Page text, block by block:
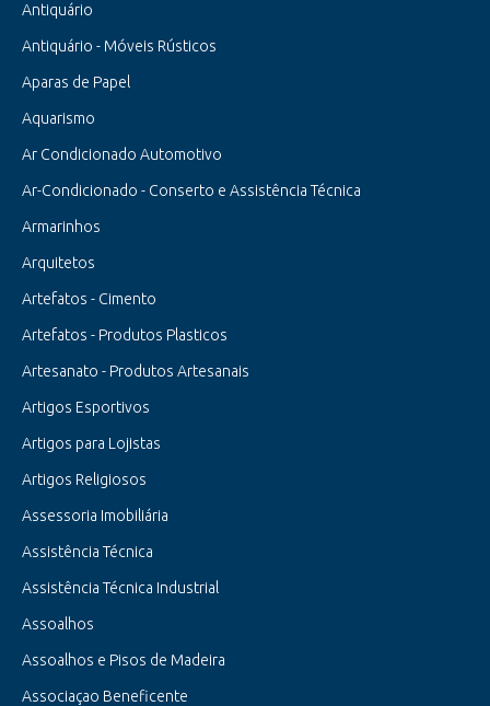
Antiquário
Antiquário - Móveis Rústicos
Aparas de Papel
Aquarismo
Ar Condicionado Automotivo
Ar-Condicionado - Conserto e Assistência Técnica
Armarinhos
Arquitetos
Artefatos - Cimento
Artefatos - Produtos Plasticos
Artesanato - Produtos Artesanais
Artigos Esportivos
Artigos para Lojistas
Artigos Religiosos
Assessoria Imobiliária
Assistência Técnica
Assistência Técnica Industrial
Assoalhos
Assoalhos e Pisos de Madeira
Associaçao Beneficente